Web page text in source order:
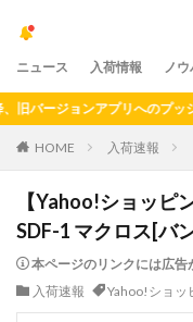
ニュース 入荷情報 ノ
ジョンアプリへのプッシュ通
HOME 入荷速報
【Yahoo!ショッピ
SDF-1 マクロス[バ
本ページのリンクには広告
入荷速報
Yahoo!ショッ